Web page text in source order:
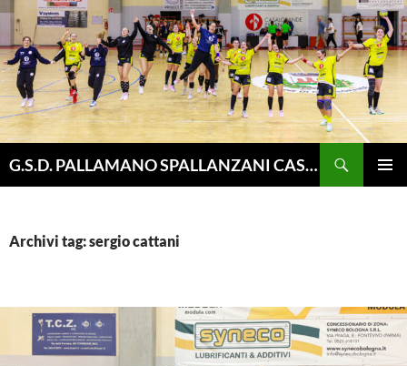
Vai
contenuto
G.S.D. PALLAMANO SPALLANZANI CASALGRANDE
Archivi tag: sergio cattani